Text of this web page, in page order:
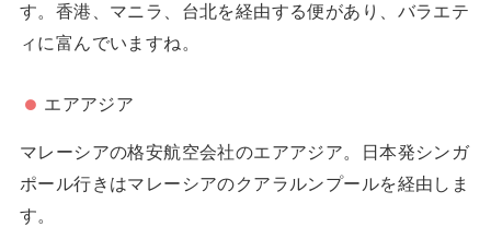
す。香港、マニラ、台北を経由する便があり、バラエテ
ィに富んでいますね。
エアアジア
マレーシアの格安航空会社のエアアジア。日本発シンガ
ポール行きはマレーシアのクアラルンプールを経由しま
す。